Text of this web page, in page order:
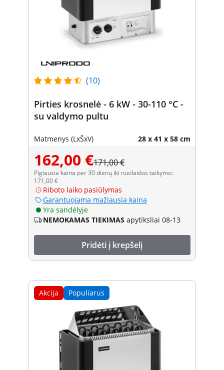
(10)
Pirties krosnelė - 6 kW - 30-110 °C -
su valdymo pultu
Matmenys (LxŠxV) 28 x 41 x 58 cm
162,00 €171,00 €
Pigiausia kaina per 30 dienų iki nuolaidos taikymo:
171,00 €
Riboto laiko pasiūlymas
Garantuojama mažiausia kaina
Yra sandėlyje
NEMOKAMAS TIEKIMAS apytiksliai 08-13
Pridėti į krepšelį
Akcija Populiarus